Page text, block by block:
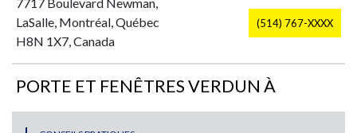
LaSalle, Montréal, Québec
H8N 1X7, Canada
(514) 767-XXXX
PORTE ET FENÊTRES VERDUN À